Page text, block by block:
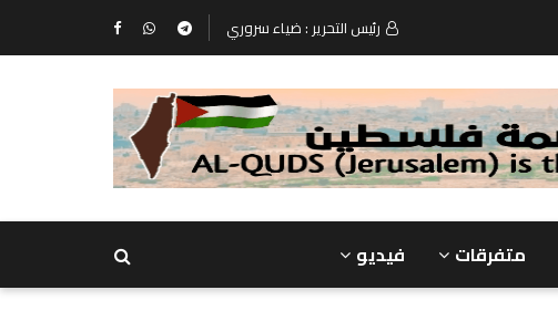
رئيس التحرير : ضياء سروري
متفرقات فيديو